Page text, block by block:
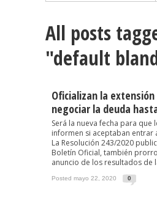
All posts
"default
Oficializan la
negociar la deuda
Será la nueva fecha para que
informen si aceptaban entrar
La Resolución 243/2020
Boletín Oficial, también
anuncio de los resultados de
Posted mayo 22, 2020 0